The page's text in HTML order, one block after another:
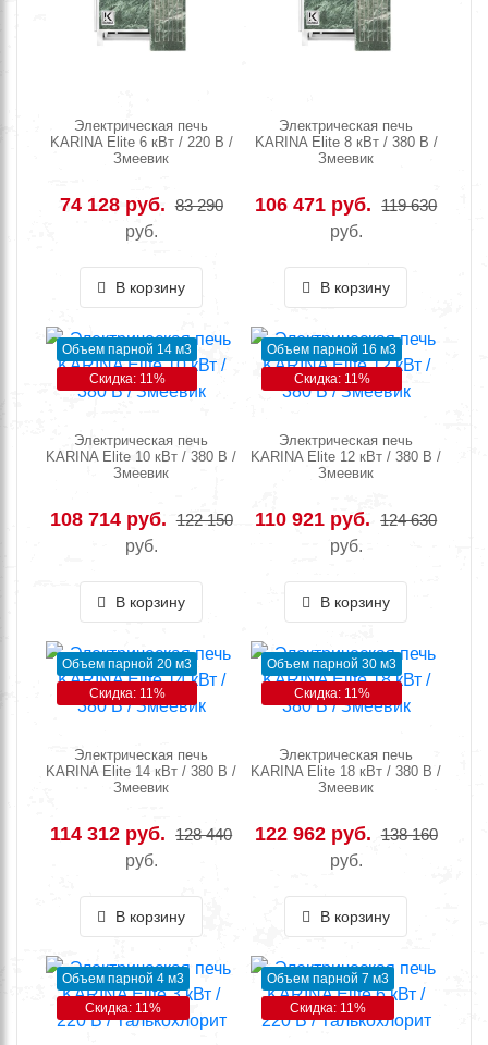
Электрическая печь
KARINA Elite 6 кВт / 220 В /
Змеевик
74 128 руб. 83 290
руб.
В корзину
Электрическая печь
KARINA Elite 8 кВт / 380 В /
Змеевик
106 471 руб.
119 630
руб.
В корзину
Объем парной 14 м3
Скидка: 11%
Электрическая печь
KARINA Elite 10 кВт / 380 В /
Змеевик
108 714 руб. 122 150
руб.
В корзину
Объем парной 16 м3
Скидка: 11%
Электрическая печь
KARINA Elite 12 кВт / 380 В /
Змеевик
110 921 руб.
124 630
руб.
В корзину
Объем парной 20 м3
Скидка: 11%
Электрическая печь
KARINA Elite 14 кВт / 380 В /
Змеевик
114 312 руб.
128 440
руб.
В корзину
Объем парной 30 м3
Скидка: 11%
Электрическая печь
KARINA Elite 18 кВт / 380 В /
Змеевик
122 962 руб. 138 160
руб.
В корзину
Объем парной 4 м3
Скидка: 11%
Объем парной 7 м3
Скидка: 11%